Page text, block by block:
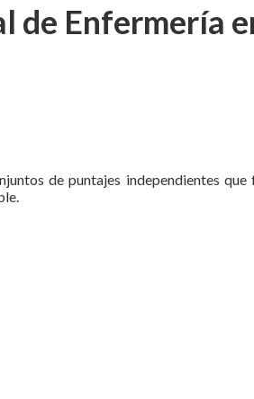
de Enfermería
de puntajes independientes